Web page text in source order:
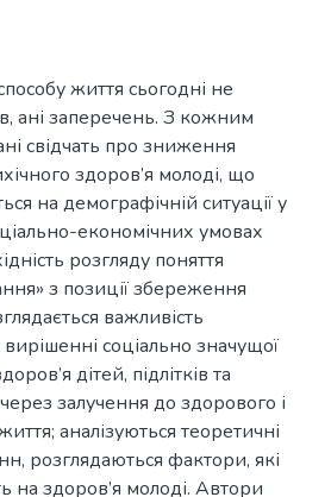
життя сьогодні не
ані заперечень. З кожним
свідчать про зниження
здоров’я молоді, що
на демографічній ситуації у
економічних умовах
розгляду поняття
з позиції збереження
важливість
вирішенні соціально значущої
дітей, підлітків та
залучення до здорового і
аналізуються теоретичні
розглядаються фактори, які
на здоров’я молоді. Автори